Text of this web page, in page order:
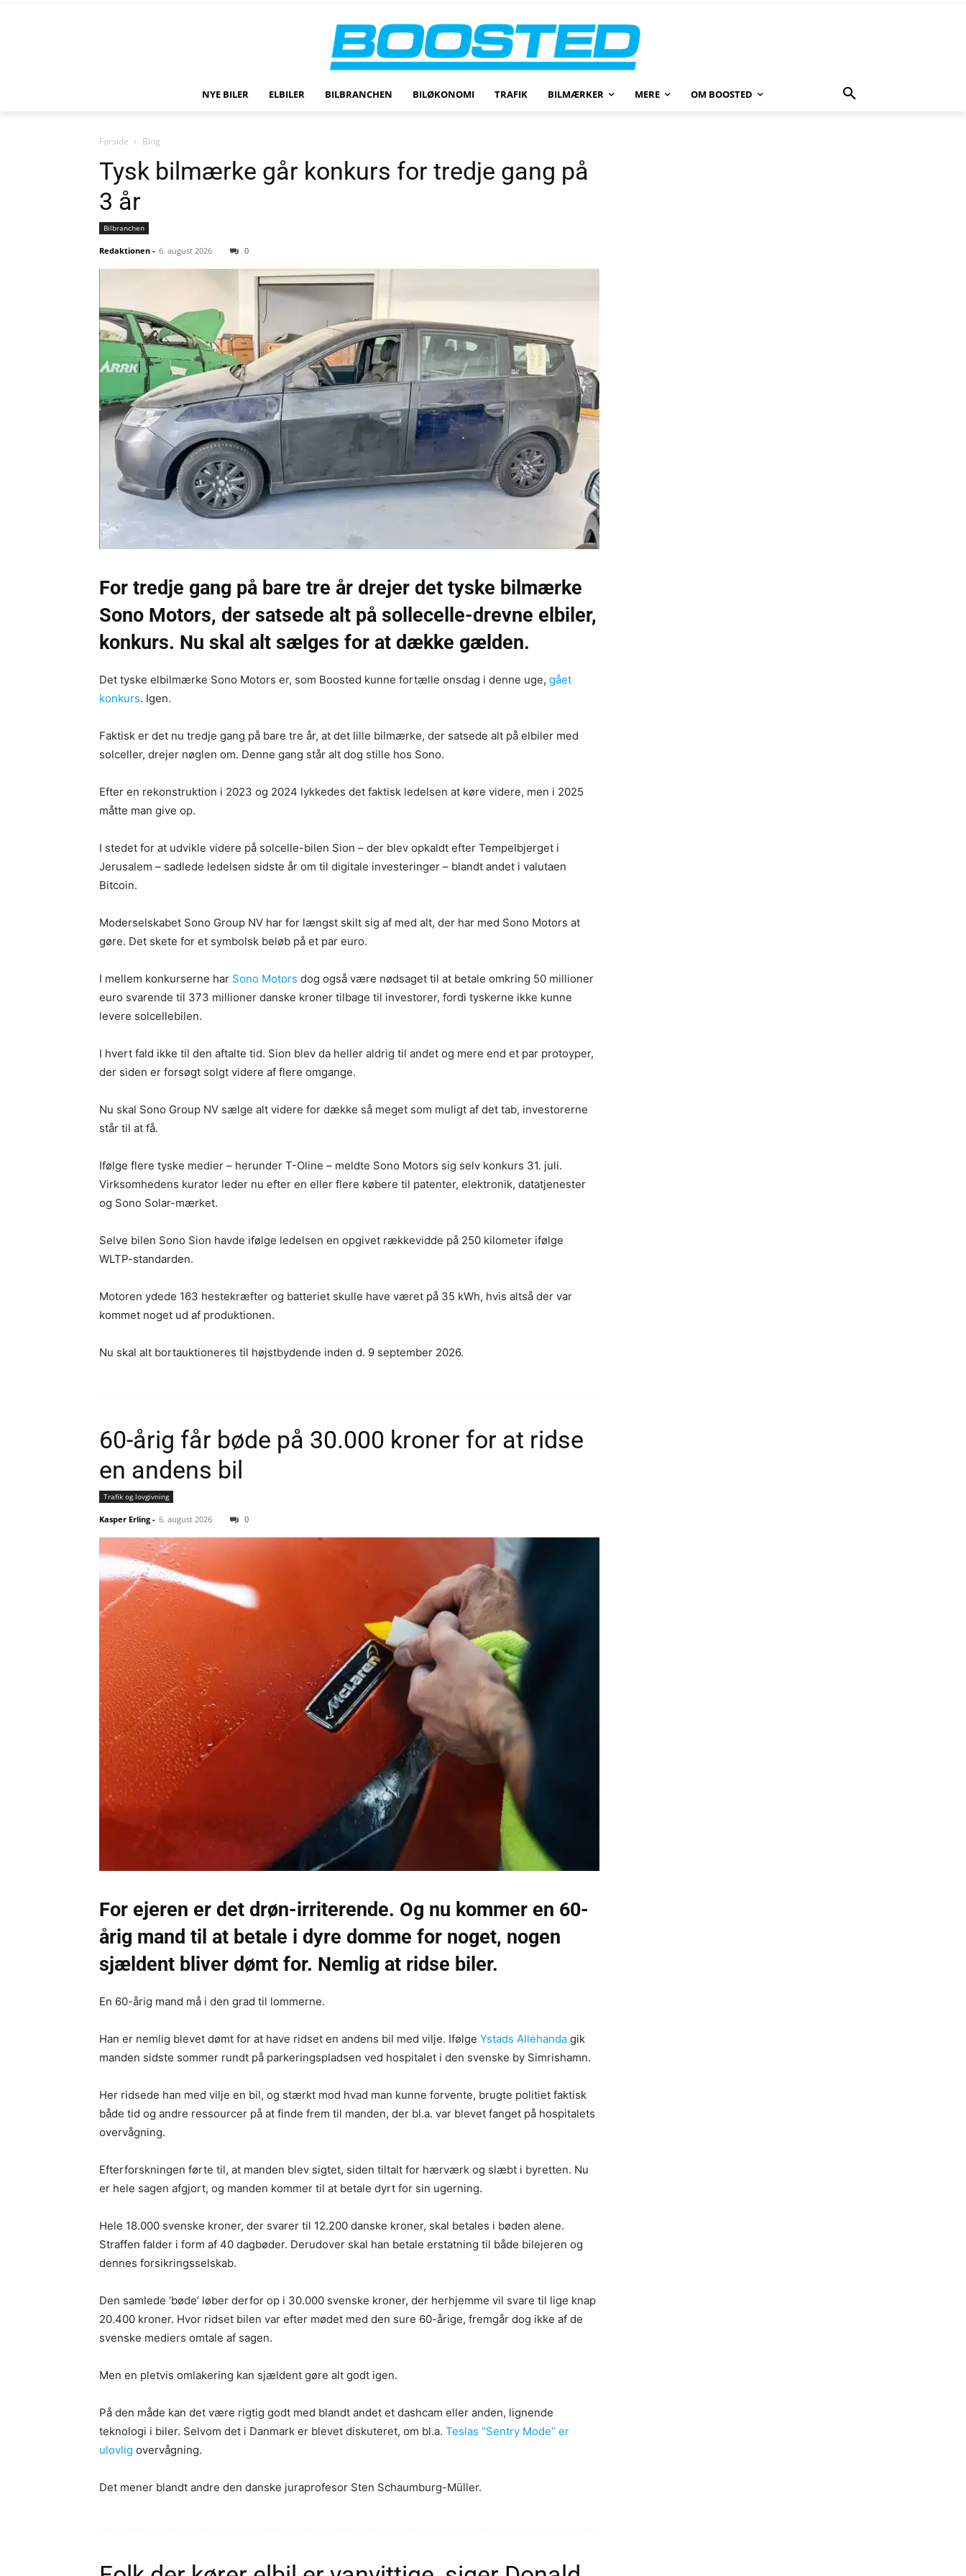
NYE BILER ELBILER BILBRANCHEN BILØKONOMI TRAFIK BILMÆRKER MERE OM BOOSTED
Forside Blog
Tysk bilmærke går konkurs for tredje gang på
3 år
Bilbranchen
Redaktionen - 6. august 2026 0
For tredje gang på bare tre år drejer det tyske bilmærke
Sono Motors, der satsede alt på sollecelle-drevne elbiler,
konkurs. Nu skal alt sælges for at dække gælden.
Det tyske elbilmærke Sono Motors er, som Boosted kunne fortælle onsdag i denne uge, gået
konkurs. Igen.
Faktisk er det nu tredje gang på bare tre år, at det lille bilmærke, der satsede alt på elbiler med
solceller, drejer nøglen om. Denne gang står alt dog stille hos Sono.
Efter en rekonstruktion i 2023 og 2024 lykkedes det faktisk ledelsen at køre videre, men i 2025
måtte man give op.
I stedet for at udvikle videre på solcelle-bilen Sion – der blev opkaldt efter Tempelbjerget i
Jerusalem – sadlede ledelsen sidste år om til digitale investeringer – blandt andet i valutaen
Bitcoin.
Moderselskabet Sono Group NV har for længst skilt sig af med alt, der har med Sono Motors at
gøre. Det skete for et symbolsk beløb på et par euro.
I mellem konkurserne har Sono Motors dog også være nødsaget til at betale omkring 50 millioner
euro svarende til 373 millioner danske kroner tilbage til investorer, fordi tyskerne ikke kunne
levere solcellebilen.
I hvert fald ikke til den aftalte tid. Sion blev da heller aldrig til andet og mere end et par protoyper,
der siden er forsøgt solgt videre af flere omgange.
Nu skal Sono Group NV sælge alt videre for dække så meget som muligt af det tab, investorerne
står til at få.
Ifølge flere tyske medier – herunder T-Oline – meldte Sono Motors sig selv konkurs 31. juli.
Virksomhedens kurator leder nu efter en eller flere købere til patenter, elektronik, datatjenester
og Sono Solar-mærket.
Selve bilen Sono Sion havde ifølge ledelsen en opgivet rækkevidde på 250 kilometer ifølge
WLTP-standarden.
Motoren ydede 163 hestekræfter og batteriet skulle have været på 35 kWh, hvis altså der var
kommet noget ud af produktionen.
Nu skal alt bortauktioneres til højstbydende inden d. 9 september 2026.
60-årig får bøde på 30.000 kroner for at ridse
en andens bil
Trafik og lovgivning
Kasper Erling - 6. august 2026 0
For ejeren er det drøn-irriterende. Og nu kommer en 60-
årig mand til at betale i dyre domme for noget, nogen
sjældent bliver dømt for. Nemlig at ridse biler.
En 60-årig mand må i den grad til lommerne.
Han er nemlig blevet dømt for at have ridset en andens bil med vilje. Ifølge Ystads Allehanda gik
manden sidste sommer rundt på parkeringspladsen ved hospitalet i den svenske by Simrishamn.
Her ridsede han med vilje en bil, og stærkt mod hvad man kunne forvente, brugte politiet faktisk
både tid og andre ressourcer på at finde frem til manden, der bl.a. var blevet fanget på hospitalets
overvågning.
Efterforskningen førte til, at manden blev sigtet, siden tiltalt for hærværk og slæbt i byretten. Nu
er hele sagen afgjort, og manden kommer til at betale dyrt for sin ugerning.
Hele 18.000 svenske kroner, der svarer til 12.200 danske kroner, skal betales i bøden alene.
Straffen falder i form af 40 dagbøder. Derudover skal han betale erstatning til både bilejeren og
dennes forsikringsselskab.
Den samlede ‘bøde’ løber derfor op i 30.000 svenske kroner, der herhjemme vil svare til lige knap
20.400 kroner. Hvor ridset bilen var efter mødet med den sure 60-årige, fremgår dog ikke af de
svenske mediers omtale af sagen.
Men en pletvis omlakering kan sjældent gøre alt godt igen.
På den måde kan det være rigtig godt med blandt andet et dashcam eller anden, lignende
teknologi i biler. Selvom det i Danmark er blevet diskuteret, om bl.a. Teslas “Sentry Mode” er
ulovlig overvågning.
Det mener blandt andre den danske juraprofesor Sten Schaumburg-Müller.